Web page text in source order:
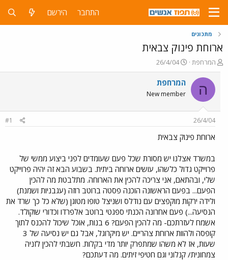
התחבר הירשם
מתכונים
ארוחת פינוק צבאית
פ
ו
ת
ח
ה
ש
א
המרחפת
פ
ו
ר
ס
ם
ר
ך
26/4/04
ה המרחפת
New member
26/4/04
#1
ארוחת פינוק צבאית
במשרד אצלנו יש מסורת שכל פעם שעומדים לפני ביצוע ממשי של
פרוייקט גדול כלשהו, עושים ארוחה ביתית. בשבוע הבא זה יהיה פרוייקט
שלי, ובהתאם, אני צריכה להכין את הארוחה. מתלבטת מה להכין
הפעם... בפעם הראשונה הוכנה פסטה ברוטב רוזה (עגבניות ושמנת)
ולידה ירקות מוקפצים עם נודלס ושניצל טופו מטוגן (שלא כל כך שרד את
הנסיעה...) פעם אחרונה הכנתי ספגטי ברוטב אלפרדו וכדורי שוקולד.
אשמח לעזרתכם- מה להכין הפעם? 6 בנות, אוכל שיכול להכנס לתוך
קופסה ולהוות ארוחת צהריים. יש מיקרוגל, אבל גם יש נסיעה של 3
שעות, אז לא משהו שמתפרק יותר מדי בקלות. חשבתי להכין לזניה
צמחונית/ קנלוני וגם חטיפי זיתים. מה דעתכם?